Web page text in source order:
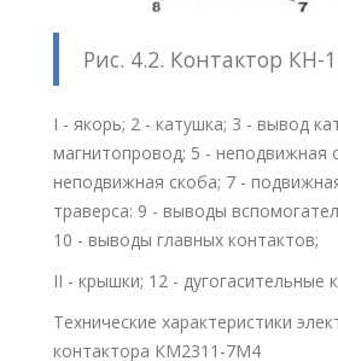
Рис. 4.2. Контактор КН-
I - якорь; 2 - катушка; 3 - вывод
магнитопровод; 5 - неподвижная
неподвижная скоба; 7 -
траверса: 9 - выводы
10 - выводы главных контактов;
II - крышки; 12 - дугогасительные
Технические характеристики
контактора КМ2311-7М4